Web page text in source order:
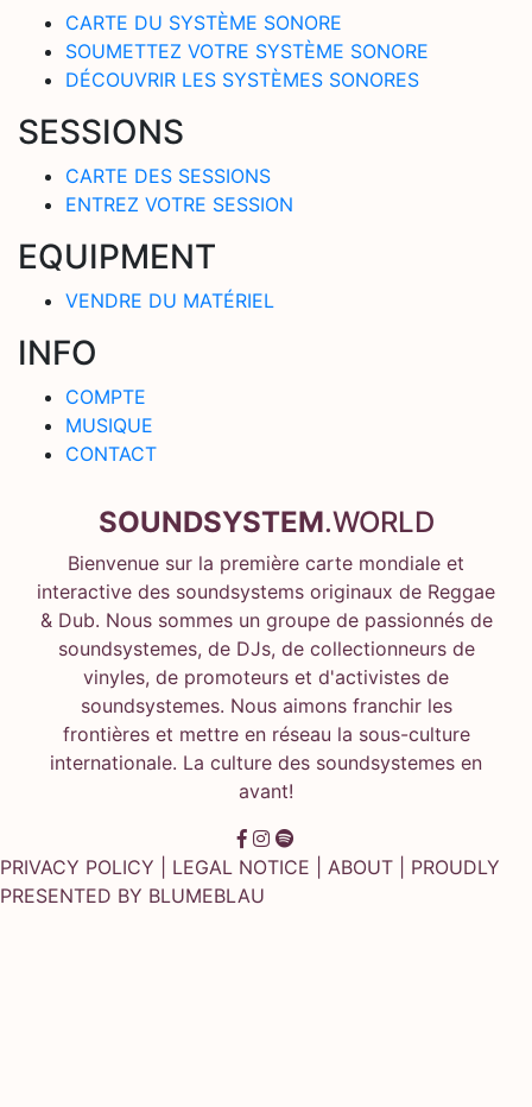
CARTE DU SYSTÈME SONORE
SOUMETTEZ VOTRE SYSTÈME SONORE
DÉCOUVRIR LES SYSTÈMES SONORES
SESSIONS
CARTE DES SESSIONS
ENTREZ VOTRE SESSION
EQUIPMENT
VENDRE DU MATÉRIEL
INFO
COMPTE
MUSIQUE
CONTACT
SOUNDSYSTEM.WORLD
Bienvenue sur la première carte mondiale et
interactive des soundsystems originaux de Reggae
& Dub. Nous sommes un groupe de passionnés de
soundsystemes, de DJs, de collectionneurs de
vinyles, de promoteurs et d'activistes de
soundsystemes. Nous aimons franchir les
frontières et mettre en réseau la sous-culture
internationale. La culture des soundsystemes en
avant!
PRIVACY POLICY LEGAL NOTICE ABOUT | PROUDLY
PRESENTED BY BLUMEBLAU